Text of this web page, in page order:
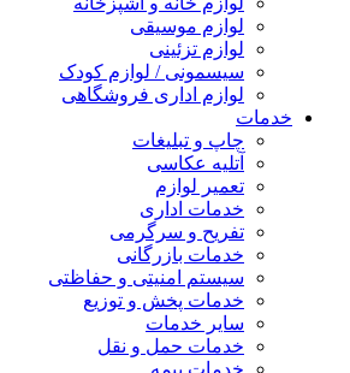
لوازم موسیقی
لوازم تزئینی
سیسمونی / لوازم کودک
لوازم اداری فروشگاهی
خدمات
چاپ و تبلیغات
آتلیه عکاسی
تعمیر لوازم
خدمات اداری
تفریح و سرگرمی
خدمات بازرگانی
سیستم امنیتی و حفاظتی
خدمات پخش و توزیع
سایر خدمات
خدمات حمل و نقل